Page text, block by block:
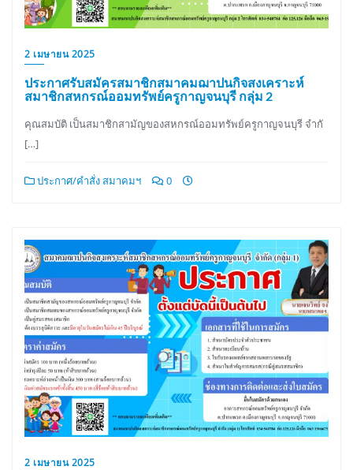
2 เมษายน 2025
ประกาศรับสมัครสมาชิกสมาคมฌาปนกิจสงเคราะห์
สมาชิกสหกรณ์ออมทรัพย์ครูกาญจนบุรี กลุ่ม 2
คุณสมบัติ เป็นสมาชิกสามัญของสหกรณ์ออมทรัพย์ครูกาญจนบุรี จำกั
[…]
ประกาศ/คำสั่ง สมาคมฯ 0
2 เมษายน 2025